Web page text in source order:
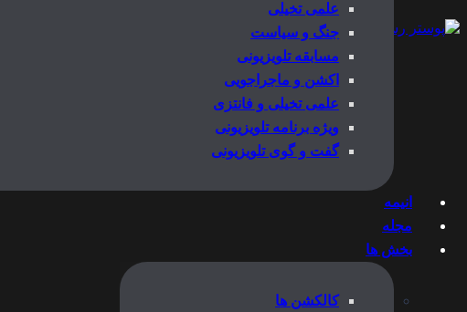
علمی تخیلی
جنگ و سیاست
مسابقه تلویزیونی
اکشن و ماجراجویی
علمی تخیلی و فانتزی
ویژه برنامه تلویزیونی
گفت و گوی تلویزیونی
انیمه
مجله
بخش ها
کالکشن ها